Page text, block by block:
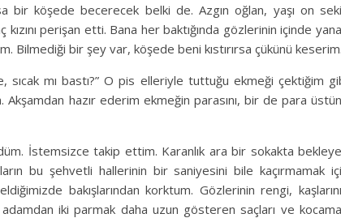
bir köşede becerecek belki de. Azgın oğlan, yaşı on
perişan etti. Bana her baktığında gözlerinin içinde
Bilmediği bir şey var, köşede beni kıstırırsa çükünü keserim.
sıcak mı bastı?” O pis elleriyle tuttuğu ekmeği çektiğim
Akşamdan hazır ederim ekmeğin parasını, bir de para
İstemsizce takip ettim. Karanlık ara bir sokakta
bu şehvetli hallerinin bir saniyesini bile kaçırmamak
bakışlarından korktum. Gözlerinin rengi,
adamdan iki parmak daha uzun gösteren saçları ve